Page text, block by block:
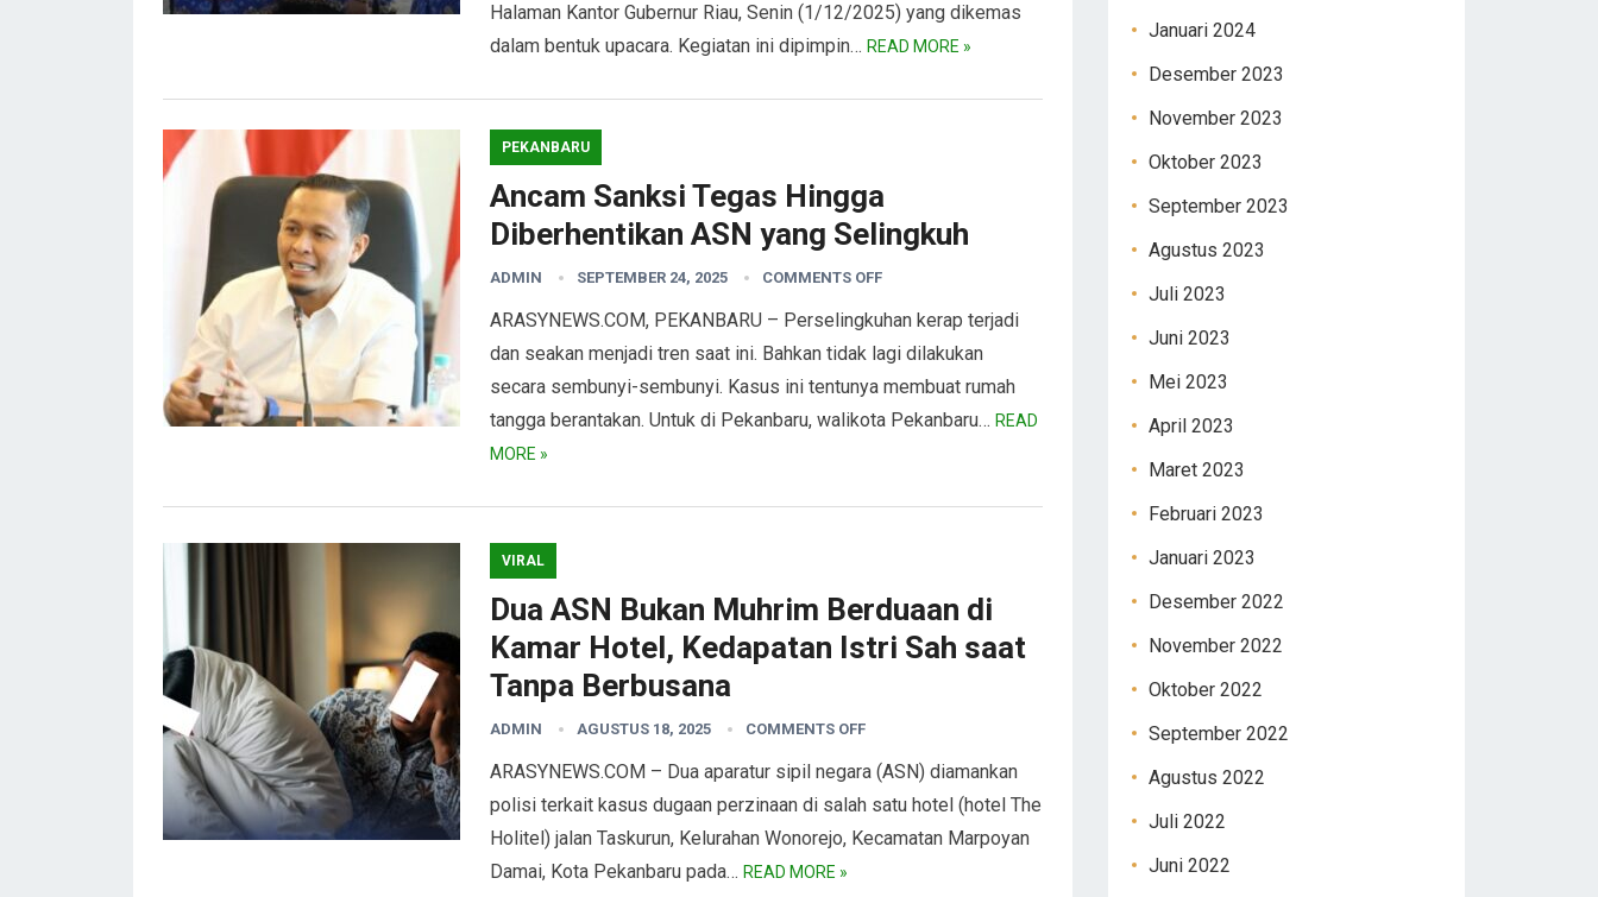
Halaman Kantor Gubernur Riau, Senin (1/12/2025) yang dikemas
dalam bentuk upacara. Kegiatan ini dipimpin… READ MORE »
PEKANBARU
Ancam Sanksi Tegas Hingga
Diberhentikan ASN yang Selingkuh
ADMIN SEPTEMBER 24, 2025 COMMENTS OFF
ARASYNEWS.COM, PEKANBARU – Perselingkuhan kerap terjadi
dan seakan menjadi tren saat ini. Bahkan tidak lagi dilakukan
secara sembunyi-sembunyi. Kasus ini tentunya membuat rumah
tangga berantakan. Untuk di Pekanbaru, walikota Pekanbaru… READ
MORE »
VIRAL
Dua ASN Bukan Muhrim Berduaan di
Kamar Hotel, Kedapatan Istri Sah saat
Tanpa Berbusana
ADMIN AGUSTUS 18, 2025 COMMENTS OFF
ARASYNEWS.COM – Dua aparatur sipil negara (ASN) diamankan
polisi terkait kasus dugaan perzinaan di salah satu hotel (hotel The
Holitel) jalan Taskurun, Kelurahan Wonorejo, Kecamatan Marpoyan
Damai, Kota Pekanbaru pada… READ MORE »
Januari 2024
Desember 2023
November 2023
Oktober 2023
September 2023
Agustus 2023
Juli 2023
Juni 2023
Mei 2023
April 2023
Maret 2023
Februari 2023
Januari 2023
Desember 2022
November 2022
Oktober 2022
September 2022
Agustus 2022
Juli 2022
Juni 2022